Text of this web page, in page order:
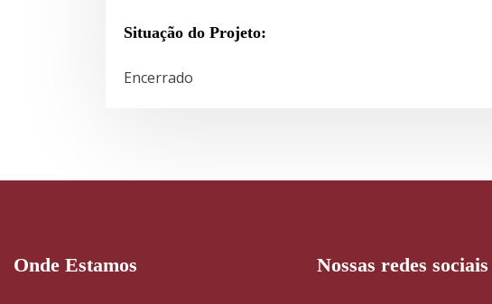
Situação do Projeto:
Encerrado
Onde Estamos Nossas redes sociais